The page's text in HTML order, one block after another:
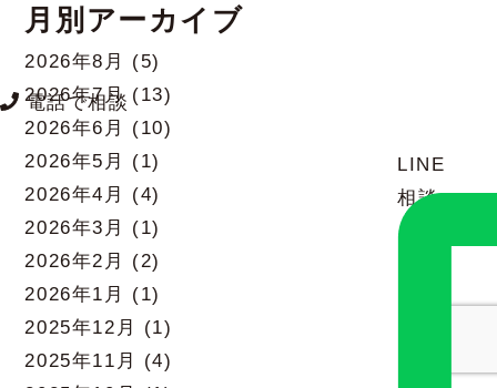
LINE
相談
電話で相談
月別アーカイブ
2026年8月
(5)
2026年7月(13)
2026年6月
(10)
2026年5月
(1)
2026年4月
(4)
2026年3月
(1)
2026年2月
(2)
2026年1月
(1)
2025年12月
(1)
2025年11月
(4)